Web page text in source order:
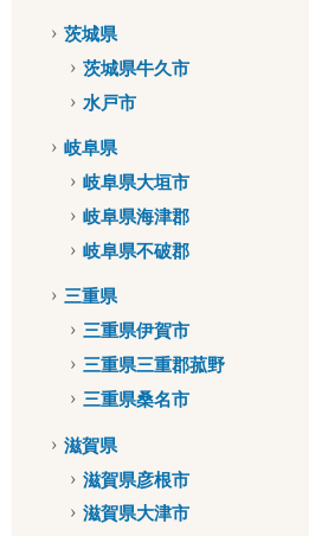
茨城県
茨城県牛久市
水戸市
岐阜県
岐阜県大垣市
岐阜県海津郡
岐阜県不破郡
三重県
三重県伊賀市
三重県三重郡菰野
三重県桑名市
滋賀県
滋賀県彦根市
滋賀県大津市